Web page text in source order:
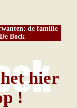
de familie
De Bock
hier
!